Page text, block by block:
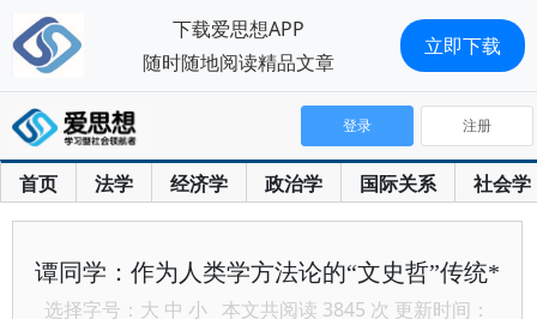
首页 法学 经济学 政治学 国际关系 社会学
登录 注册
谭同学：作为人类学方法论的“文史哲”传统*
选择字号： 大 中 小 本文共阅读 3845 次 更新时间：
下载爱思想APP
随时随地阅读精品文章
立即下载